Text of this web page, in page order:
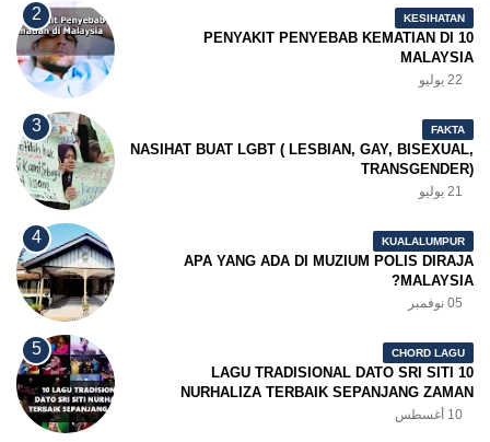
KESIHATAN
10 PENYAKIT PENYEBAB KEMATIAN DI
MALAYSIA
22 يوليو
FAKTA
NASIHAT BUAT LGBT ( LESBIAN, GAY, BISEXUAL,
TRANSGENDER)
21 يوليو
KUALALUMPUR
APA YANG ADA DI MUZIUM POLIS DIRAJA
MALAYSIA?
05 نوفمبر
CHORD LAGU
10 LAGU TRADISIONAL DATO SRI SITI
NURHALIZA TERBAIK SEPANJANG ZAMAN
10 أغسطس